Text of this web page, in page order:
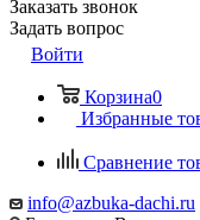
Заказать звонок
Задать вопрос
Войти
Корзина0
Избранные
Сравнение
info@azbuka-dachi.ru